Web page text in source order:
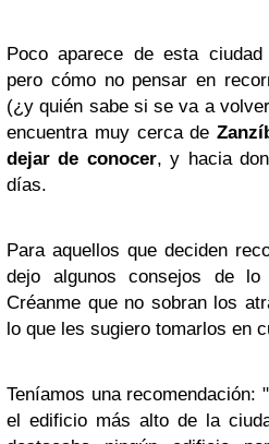
Poco aparece de esta
pero cómo no pensar en
(¿y quién sabe si se va a
encuentra muy cerca de
dejar de conocer, y hacia
días.
Para aquellos que deciden
dejo algunos consejos de lo
Créanme que no sobran los
lo que les sugiero tomarlos en
Teníamos una recomendación:
el edificio más alto de la